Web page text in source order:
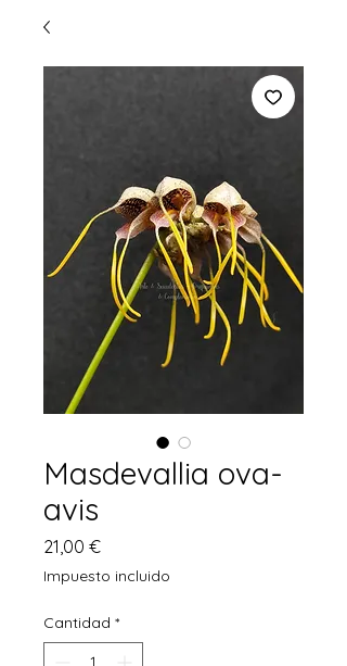
Masdevallia ova-
avis
21,00 €Precio
Impuesto incluido
Cantidad *